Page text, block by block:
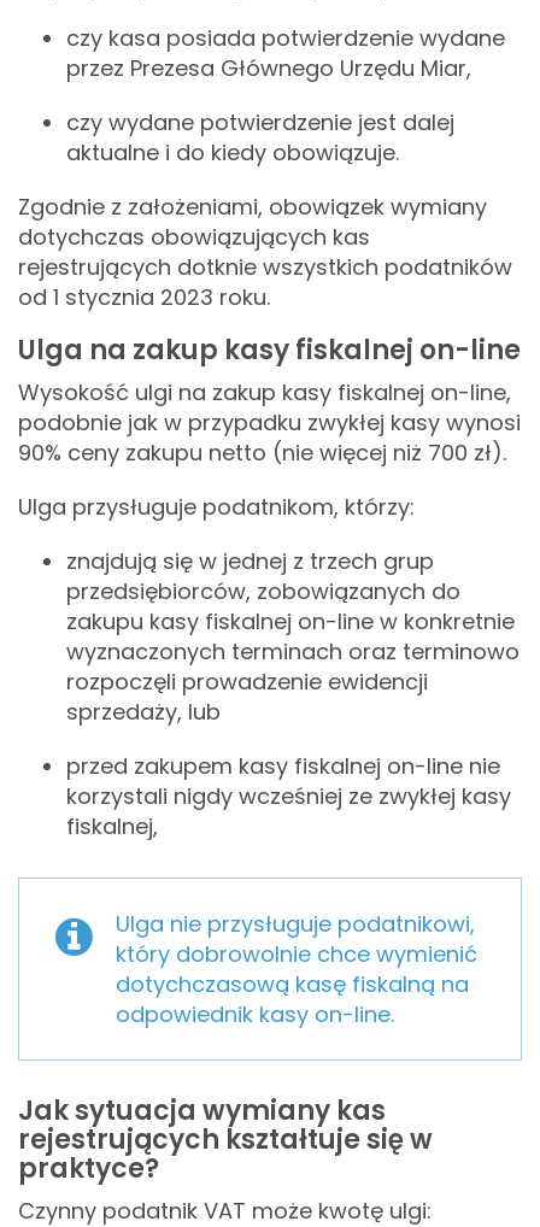
czy kasa posiada potwierdzenie wydane
przez Prezesa Głównego Urzędu Miar,
czy wydane potwierdzenie jest dalej
aktualne i do kiedy obowiązuje.
Zgodnie z założeniami, obowiązek wymiany
dotychczas obowiązujących kas
rejestrujących dotknie wszystkich podatników
od 1 stycznia 2023 roku.
Ulga na zakup kasy fiskalnej on-line
Wysokość ulgi na zakup kasy fiskalnej on-line,
podobnie jak w przypadku zwykłej kasy wynosi
90% ceny zakupu netto (nie więcej niż 700 zł).
Ulga przysługuje podatnikom, którzy:
znajdują się w jednej z trzech grup
przedsiębiorców, zobowiązanych do
zakupu kasy fiskalnej on-line w konkretnie
wyznaczonych terminach oraz terminowo
rozpoczęli prowadzenie ewidencji
sprzedaży, lub
przed zakupem kasy fiskalnej on-line nie
korzystali nigdy wcześniej ze zwykłej kasy
fiskalnej,
Ulga nie przysługuje podatnikowi,
który dobrowolnie chce wymienić
dotychczasową kasę fiskalną na
odpowiednik kasy on-line.
Jak sytuacja wymiany kas
rejestrujących kształtuje się w
praktyce?
Czynny podatnik VAT może kwotę ulgi: